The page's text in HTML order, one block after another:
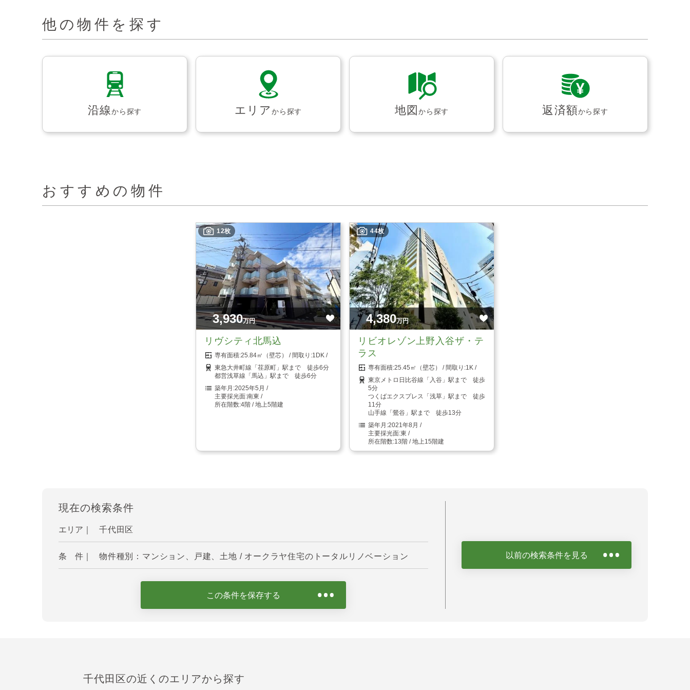
他の物件を探す
沿線から探す エリアから探す 地図から探す 返済額から探す
おすすめの物件
12枚
3,930万円
リヴシティ北馬込
25.84㎡（壁芯）
1DK
東急大井町線「荏原町」駅まで 徒歩6分
都営浅草線「馬込」駅まで 徒歩6分
2025年5月
南東
4階 / 地上5階建
44枚
4,380万円
リビオレゾン上野入谷ザ・テ
ラス
25.45㎡（壁芯）
1K
東京メトロ日比谷線「入谷」駅まで 徒歩
5分
つくばエクスプレス「浅草」駅まで 徒歩
11分
山手線「鶯谷」駅まで 徒歩13分
2021年8月
東
13階 / 地上15階建
現在の検索条件
エリア｜ 千代田区
条 件｜ 物件種別：マンション、戸建、土地 / オークラヤ住宅のトータルリノベーション
この条件を保存する
以前の検索条件を見る
千代田区の近くのエリアから探す